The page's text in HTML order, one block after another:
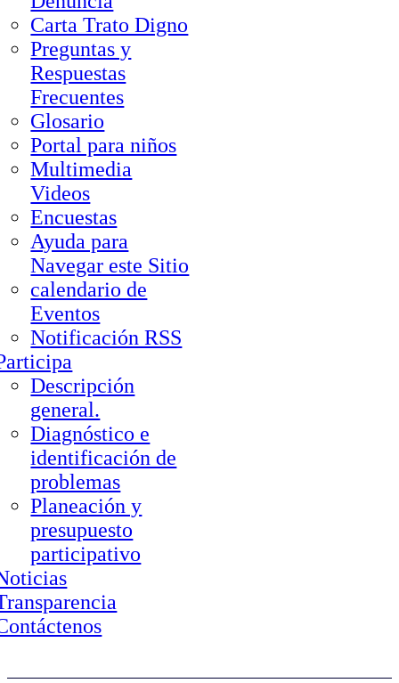
Carta Trato Digno
Preguntas y
Respuestas
Frecuentes
Glosario
Portal para niños
Multimedia
Videos
Encuestas
Ayuda para
Navegar este Sitio
calendario de
Eventos
Notificación RSS
Descripción
general.
Diagnóstico e
identificación de
problemas
Planeación y
presupuesto
participativo